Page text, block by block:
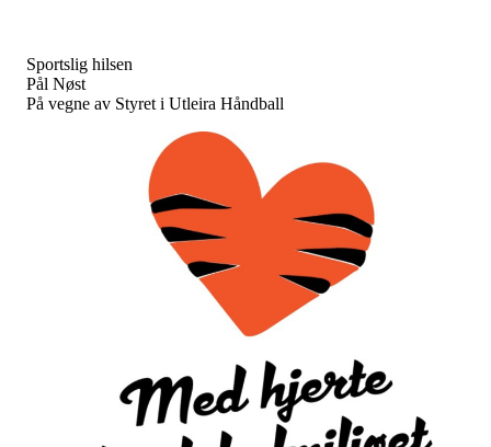
Sportslig hilsen
Pål Nøst
På vegne av Styret i Utleira Håndball